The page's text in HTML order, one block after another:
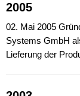
2005
02. Mai 2005
Systems GmbH
Lieferung der